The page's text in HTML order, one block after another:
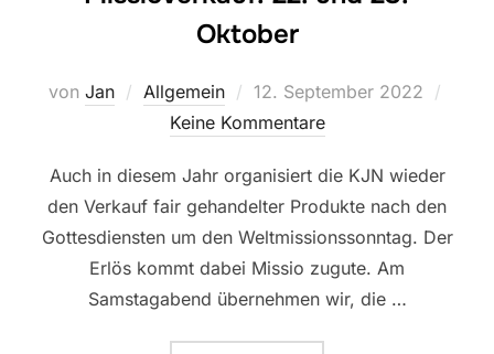
Oktober
von Jan Allgemein
Veröffentlicht
am
12. September 2022
Keine Kommentare
Auch in diesem Jahr organisiert die KJN wieder
den Verkauf fair gehandelter Produkte nach den
Gottesdiensten um den Weltmissionssonntag. Der
Erlös kommt dabei Missio zugute. Am
Samstagabend übernehmen wir, die …